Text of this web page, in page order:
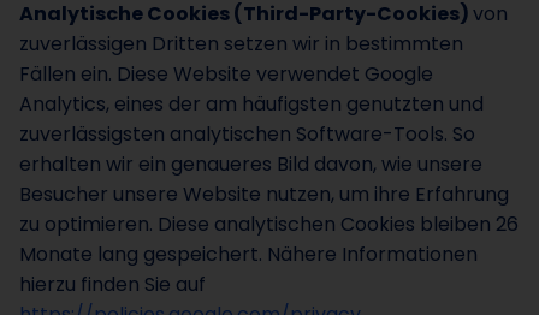
Analytische Cookies (Third-Party-Cookies)von
zuverlässigen Dritten setzen wir in bestimmten
Fällen ein. Diese Website verwendet Google
Analytics, eines der am häufigsten genutzten und
zuverlässigsten analytischen Software-Tools. So
erhalten wir ein genaueres Bild davon, wie unsere
Besucher unsere Website nutzen, um ihre Erfahrung
zu optimieren. Diese analytischen Cookies bleiben 26
Monate lang gespeichert. Nähere Informationen
hierzu finden Sie auf